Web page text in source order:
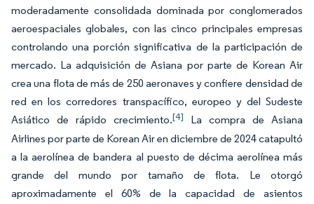
moderadamente consolidada dominada por conglomerados
aeroespaciales globales, con las cinco principales empresas
controlando una porción significativa de la participación de
mercado. La adquisición de Asiana por parte de Korean Air
crea una flota de más de 250 aeronaves y confiere densidad de
red en los corredores transpacífico, europeo y del Sudeste
Asiático de rápido crecimiento.[4]
La compra de Asiana
Airlines por parte de Korean Air en diciembre de 2024 catapultó
a la aerolínea de bandera al puesto de décima aerolínea más
grande del mundo por tamaño de flota. Le otorgó
aproximadamente el 60% de la capacidad de asientos